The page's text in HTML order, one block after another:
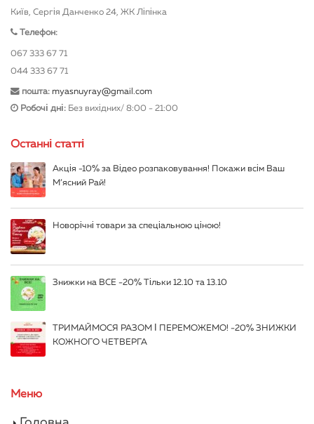
Київ, Сергія Данченко 24, ЖК Ліпінка
Телефон:
067 333 67 71
044 333 67 71
пошта: myasnuyray@gmail.com
Робочі дні: Без вихідних/ 8:00 - 21:00
Останні статті
Акція -10% за Відео розпаковування! Покажи всім Ваш
М’ясний Рай!
Новорічні товари за спеціальною ціною!
Знижки на ВСЕ -20% Тільки 12.10 та 13.10
ТРИМАЙМОСЯ РАЗОМ І ПЕРЕМОЖЕМО! -20% ЗНИЖКИ
КОЖНОГО ЧЕТВЕРГА
Меню